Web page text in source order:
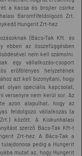
a kacsa és brojler csirke
Baromfifeldolgozó Zrt.
Hungerit Zrt-hez.
(Bács-Tak Kft. és
ebben az összefüggésben
nem kell számolni.
egy vállalkozás-csoport
erőfölényes helyzetének
azt kell bizonyítani, hogy
olyan speciális kapcsolat,
versenyre nem kerül sor. Az
azon alapulhat, hogy az
feldolgozó vállalkozás (a
között. A Kiskunhalasi
szerző Bács-Tak Kft-t
Zrt-hez. A Bács-Tak a
pedig a Hungerit
mutat az, hogy Hungerit